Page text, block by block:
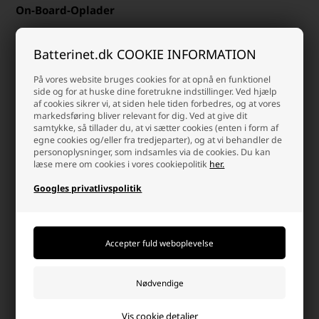
Batterinet.dk COOKIE INFORMATION
På vores website bruges cookies for at opnå en funktionel
side og for at huske dine foretrukne indstillinger. Ved hjælp
af cookies sikrer vi, at siden hele tiden forbedres, og at vores
markedsføring bliver relevant for dig. Ved at give dit
samtykke, så tillader du, at vi sætter cookies (enten i form af
egne cookies og/eller fra tredjeparter), og at vi behandler de
personoplysninger, som indsamles via de cookies. Du kan
læse mere om cookies i vores cookiepolitik her.
Googles privatlivspolitik
Vis cookie detaljer
On-Board-Oplader
Det der ultimativt bestemmer ladeeffekten er bilens on-board-
oplader. I de ældre hybrid- og ældre elektriske biler er on-board-
opladeren typisk 16 A 1-faset (3,7 kW), hvorimod i nyere køretøjer er
det enten 32A 1-faset 230V (7,4kW), 16A 3-faset 400V (11kW) eller
32A 3-faset 400V (22kW).
Hvorfor handle hos batterinet?
Der er mange gode grunde, men her er et par
Pakker bestilt inden kl.15.30
Kontakt os via e-mail, og vi